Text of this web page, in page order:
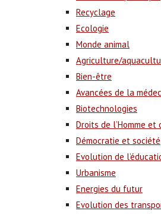
Recyclage
Ecologie
Monde animal
Agriculture/
Bien-être
Avancées de la
Biotechnologies
Droits de l’Homme et
Démocratie et société
Evolution de
Urbanisme
Energies du futur
Evolution des